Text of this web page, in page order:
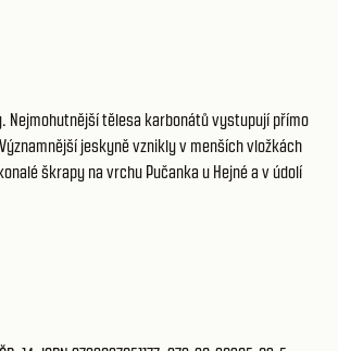
Nejmohutnější tělesa karbonátů vystupují přímo
jeskyně vznikly v menších vložkách
škrapy na vrchu Pučanka u Hejné a v údolí